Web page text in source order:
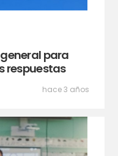
para
respuestas
hace 3 años